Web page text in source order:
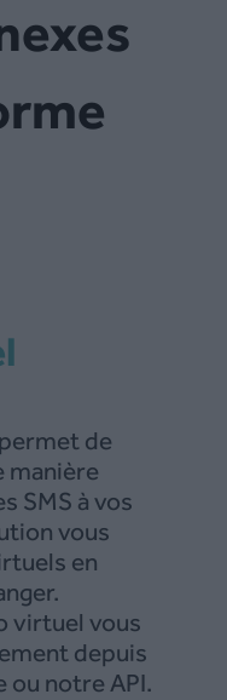
de
manière
SMS à vos
vous
en
virtuel vous
depuis
notre API.